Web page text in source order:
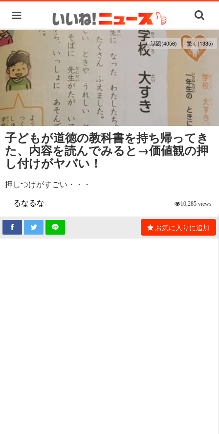
話題(4056) 驚く(1335)
子どもが道徳の教科書を持ち帰ってき
た、内容を読んでみると→価値観の押
し付けがヤバい！
押しつけがすごい・・・
るなるな
10,285 views
お気に入りに追加